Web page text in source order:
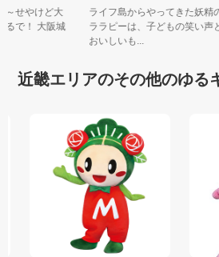
～せやけど大
るで！ 大阪城
ライフ島からやってきた妖精
ララピーは、子どもの笑い声
おいしいも...
近畿エリアのその他のゆる